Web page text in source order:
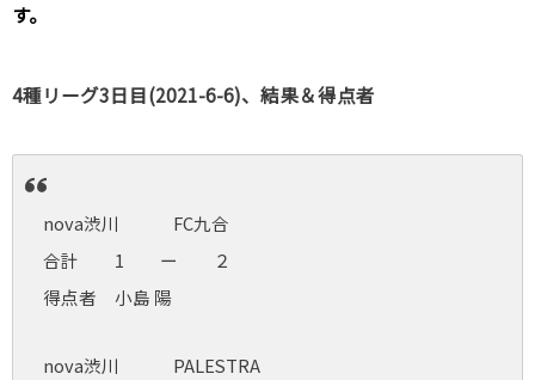
す。
4種リーグ3日目(2021-6-6)、結果＆得点者
nova渋川 FC九合
合計 1 ー ２
得点者 小島 陽
nova渋川 PALESTRA